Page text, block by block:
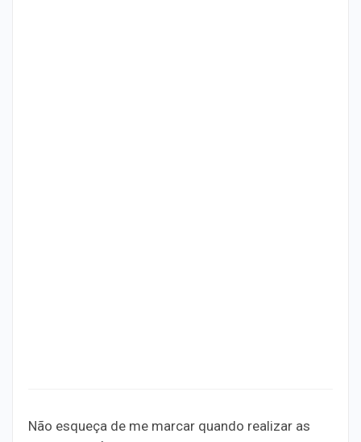
Não esqueça de me marcar quando realizar as